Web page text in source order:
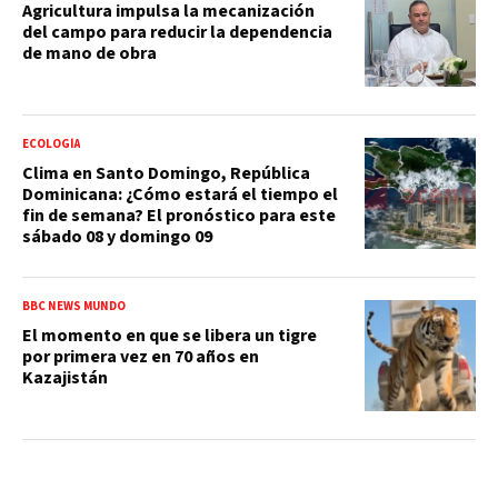
Agricultura impulsa la mecanización
del campo para reducir la dependencia
de mano de obra
ECOLOGÍA
Clima en Santo Domingo, República
Dominicana: ¿Cómo estará el tiempo el
fin de semana? El pronóstico para este
sábado 08 y domingo 09
BBC NEWS MUNDO
El momento en que se libera un tigre
por primera vez en 70 años en
Kazajistán